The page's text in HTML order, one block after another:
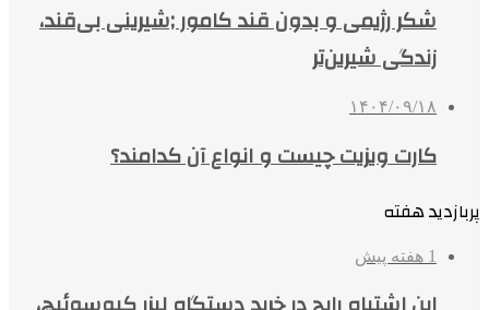
شکر رژیمی و بدون قند کامور ;شیرینی بی‌قند،
زندگی شیرین‌تر
۱۴۰۴/۰۹/۱۸
کارت ویزیت چیست و انواع آن کدامند؟
پربازدید هفته
1 هفته پیش